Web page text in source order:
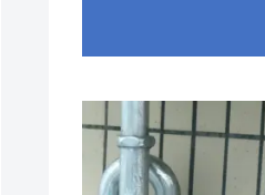
1